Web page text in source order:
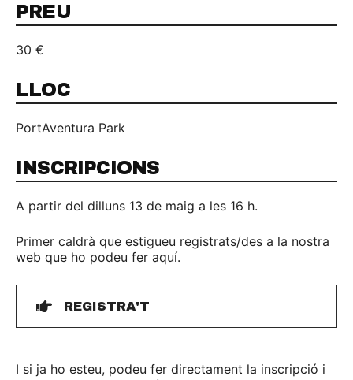
PREU
30 €
LLOC
PortAventura Park
INSCRIPCIONS
A partir del dilluns 13 de maig a les 16 h.
Primer caldrà que estigueu registrats/des a la nostra
web que ho podeu fer aquí.
REGISTRA'T
I si ja ho esteu, podeu fer directament la inscripció i